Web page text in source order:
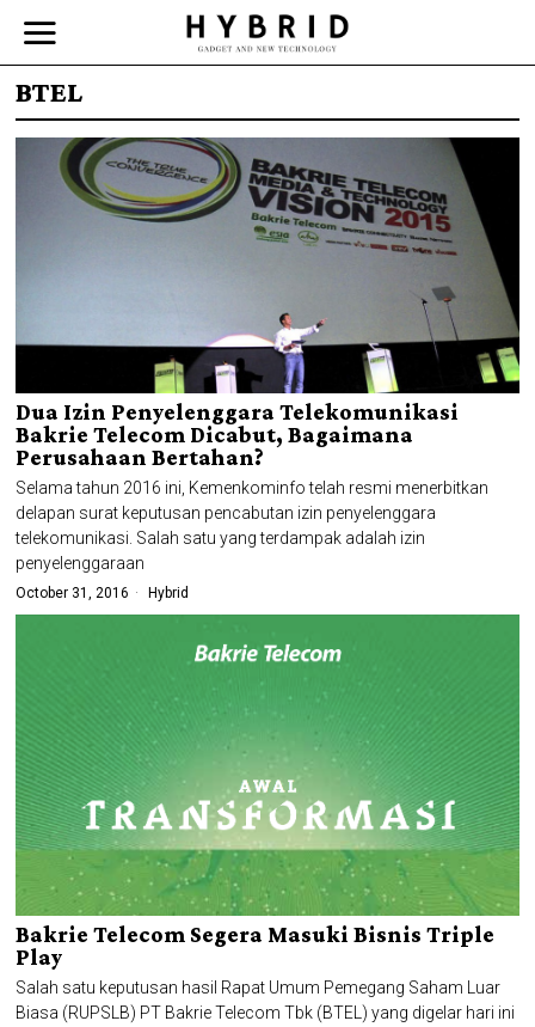
BTEL
Dua Izin Penyelenggara Telekomunikasi
Bakrie Telecom Dicabut, Bagaimana
Perusahaan Bertahan?
Selama tahun 2016 ini, Kemenkominfo telah resmi menerbitkan
delapan surat keputusan pencabutan izin penyelenggara
telekomunikasi. Salah satu yang terdampak adalah izin
penyelenggaraan
October 31, 2016 Hybrid
Bakrie Telecom Segera Masuki Bisnis Triple
Play
Salah satu keputusan hasil Rapat Umum Pemegang Saham Luar
Biasa (RUPSLB) PT Bakrie Telecom Tbk (BTEL) yang digelar hari ini